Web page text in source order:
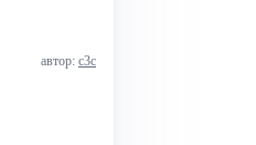
автор: с3с